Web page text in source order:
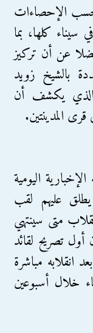
حسب الإحصاءات
في سيناء كلها، بما
فضلا عن أن تركيز
بالشيخ زويد
الذي يكشف أن
المدينتين.
اليومية
عليهم لقب
متى سينتهي
تصريح لقائد
انقلابه مباشرة
خلال أسبوعين